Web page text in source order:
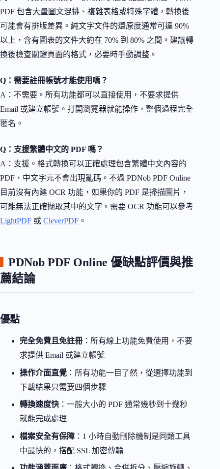
PDF 包含大量圖文混排、複雜表格或特殊字體，轉換後
可能會有排版差異。純文字文件的還原度通常可達 90%
以上，含有圖表的文件大約在 70% 到 80% 之間。建議轉
換後檢查關鍵頁面的格式，必要時手動調整。
Q：需要註冊帳號才能使用嗎？
A：不需要。所有功能都可以直接使用，不要求提供
Email 或建立帳號。打開瀏覽器就能操作，整個過程完全
匿名。
Q：支援繁體中文的 PDF 嗎？
A：支援。格式轉換可以正確處理包含繁體中文內容的
PDF，中文字元不會出現亂碼。不過 PDNob PDF Online
目前沒有內建 OCR 功能，如果你的 PDF 是掃描圖片，
可能無法正確擷取其中的文字。需要 OCR 功能可以參考
LightPDF 或 CleverPDF 。
PDNob PDF Online 優缺點評價與推
薦結論
優點
完全免費且免註冊 ：所有線上功能免費使用，不要
求提供 Email 或建立帳號
操作介面直覺 ：所有功能一目了然，從選擇功能到
下載結果只需要四個步驟
轉換速度快 ：一般大小的 PDF 通常幾秒到十幾秒
就能完成處理
檔案安全有保障 ：1 小時自動刪除機制是同類工具
中最快的，搭配 SSL 加密傳輸